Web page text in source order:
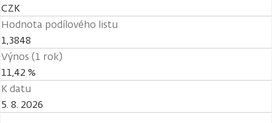
CZK
Hodnota podílového listu
1,3848
Výnos (1 rok)
11,42 %
K datu
5. 8. 2026